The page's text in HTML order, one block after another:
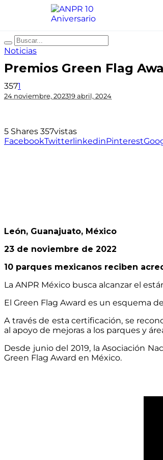
Noticias
Premios Green Flag
3571
24 noviembre, 202319 abril, 2024
5 Shares 357vistas
FacebookTwitterlinkedinPinterest
León, Guanajuato, México
23 de noviembre de 2022
10 parques mexicanos reciben
La ANPR México busca alcanzar el
El Green Flag Award es un esquema
A través de esta certificación, se
al apoyo de mejoras a los parques y
Desde junio del 2019, la Asociación
Green Flag Award en México.